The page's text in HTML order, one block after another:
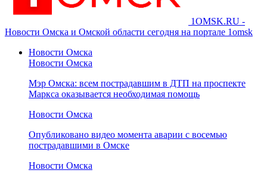
1OMSK.RU -
Новости Омска и Омской области сегодня на портале 1omsk
Новости Омска
Новости Омска
Мэр Омска: всем пострадавшим в ДТП на проспекте
Маркса оказывается необходимая помощь
Новости Омска
Опубликовано видео момента аварии с восемью
пострадавшими в Омске
Новости Омска